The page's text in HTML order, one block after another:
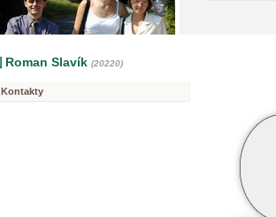
Roman Slavík (20220)
Kontakty